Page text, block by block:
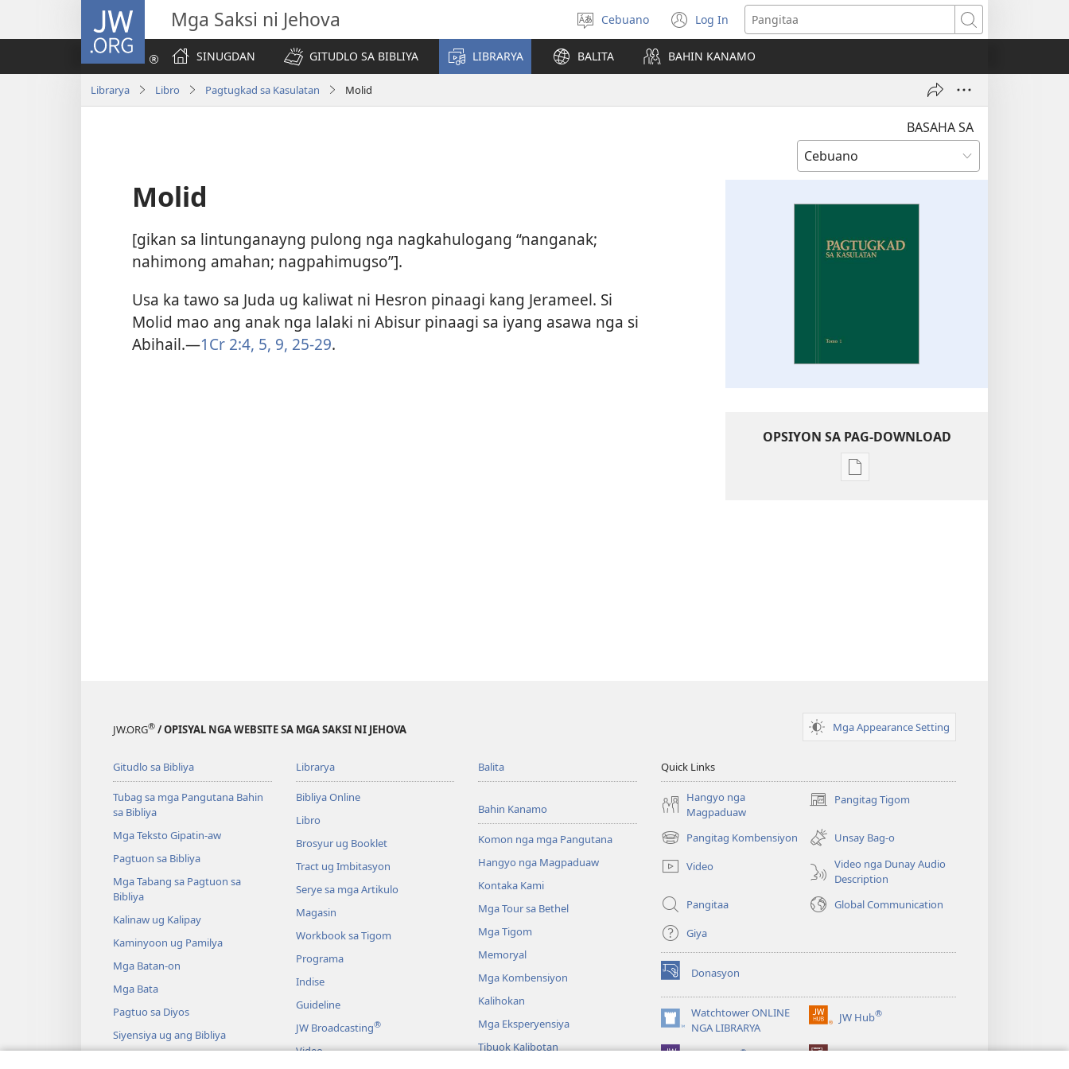
JW.ORG Mga Saksi ni Jehova
Pagpilig
pinulongan
Cebuano Log In
(mo-
open
ug
bag-
window)
Pangitaa
SINUGDAN
GITUDLO SA BIBLIYA LIBRARYA BALITA BAHIN KANAMO
Librarya Libro Pagtugkad sa Kasulatan Molid
BASAHA SA
Molid
[gikan sa lintunganayng pulong nga nagkahulogang “nanganak;
nahimong amahan; nagpahimugso”].
Usa ka tawo sa Juda ug kaliwat ni Hesron pinaagi kang Jerameel. Si
Molid mao ang anak nga lalaki ni Abisur pinaagi sa iyang asawa nga si
Abihail.​—1Cr 2:​4, 5, 9, 25-29.
OPSIYON SA PAG-DOWNLOAD
Opsiyon
JW.ORG® / OPISYAL NGA WEBSITE SA MGA SAKSI NI JEHOVA Mga Appearance Setting
Gitudlo sa Bibliya
Tubag sa mga Pangutana Bahin
sa Bibliya
Mga Teksto Gipatin-aw
Pagtuon sa Bibliya
Mga Tabang sa Pagtuon sa
Bibliya
Kalinaw ug Kalipay
Kaminyoon ug Pamilya
Mga Batan-on
Mga Bata
Pagtuo sa Diyos
Siyensiya ug ang Bibliya
Librarya
Bibliya Online
Libro
Brosyur ug Booklet
Tract ug Imbitasyon
Serye sa mga Artikulo
Magasin
Workbook sa Tigom
Programa
Indise
Guideline
JW Broadcasting®
Video
Balita
Bahin Kanamo
Komon nga mga Pangutana
Hangyo nga Magpaduaw
Kontaka Kami
Mga Tour sa Bethel
Mga Tigom
Memoryal
Mga Kombensiyon
Kalihokan
Mga Eksperyensiya
Tibuok Kalibotan
Quick Links
Hangyo nga
Magpaduaw
Pangitag Tigom
(mo-
ug
ong
window)
Pangitag Kombensiyon
(mo-
open
ug
ong
Unsay Bag-o
Video
Video nga Dunay Audio
Description
Pangitaa
Global Communication
Giya
Donasyon
(mo-
open
ug
bag-
window)
Watchtower ONLINE
NGA LIBRARYA
(mo-
open
JW Hub®
(mo-
ug
®